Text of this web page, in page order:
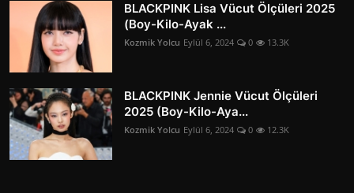
BLACKPINK Lisa Vücut Ölçüleri 2025
(Boy-Kilo-Ayak ...
Kozmik Yolcu Eylül 6, 2024 0 13.3K
BLACKPINK Jennie Vücut Ölçüleri
2025 (Boy-Kilo-Aya...
Kozmik Yolcu Eylül 6, 2024 0 12.3K